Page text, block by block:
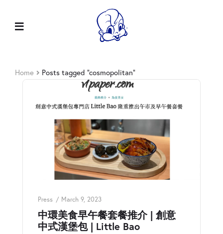
Home Posts tagged “cosmopolitan”
Press March 9, 2023
中環美食早午餐套餐推介 | 創意
中式漢堡包 | Little Bao